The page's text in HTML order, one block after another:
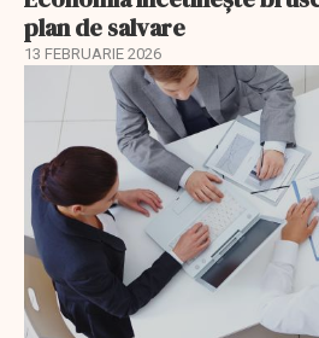
plan de salvare
13 FEBRUARIE 2026